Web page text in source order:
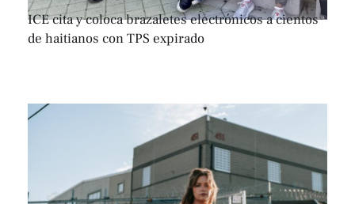
ICE cita y coloca brazaletes electrónicos a cientos
de haitianos con TPS expirado